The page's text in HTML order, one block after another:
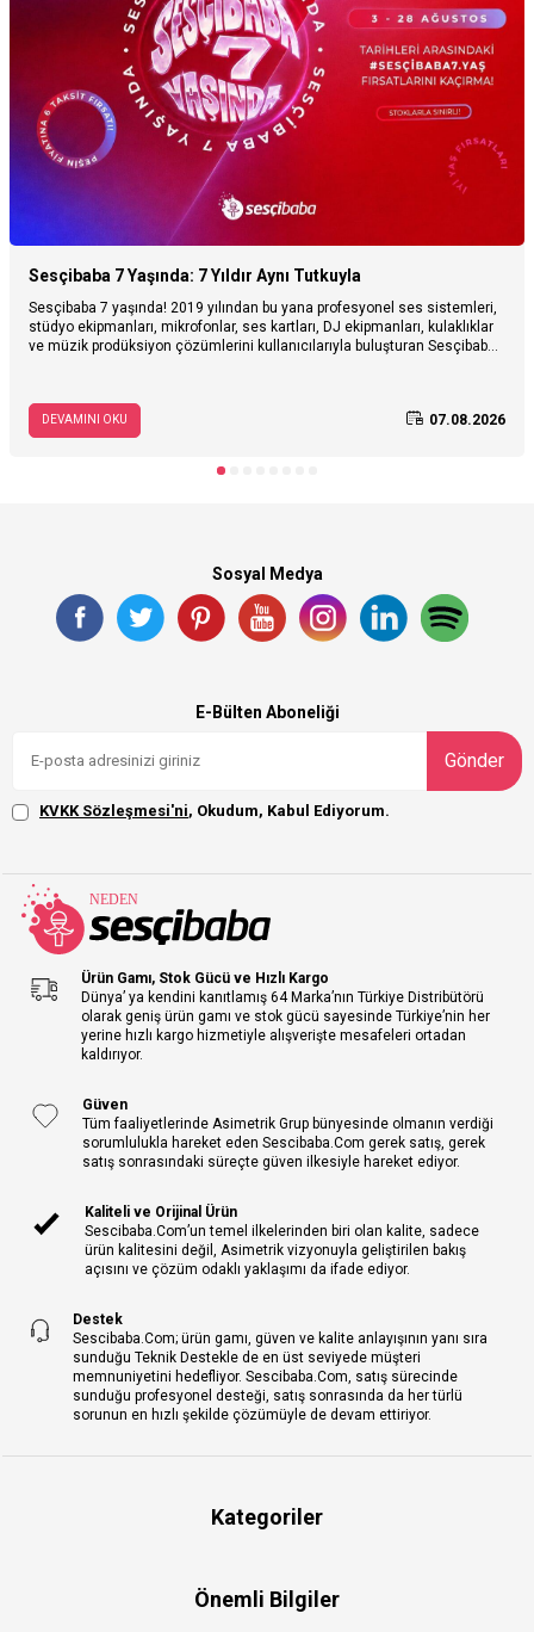
Sesçibaba 7 Yaşında: 7 Yıldır Aynı Tutkuyla
Sesçibaba 7 yaşında! 2019 yılından bu yana profesyonel ses sistemleri,
stüdyo ekipmanları, mikrofonlar, ses kartları, DJ ekipmanları, kulaklıklar
ve müzik prodüksiyon çözümlerini kullanıcılarıyla buluşturan Sesçibaba,
arasında geçerli 7. yaş kampanyasına özel avantajları inceleyin.
DEVAMINI OKU 07.08.2026
Sosyal Medya
E-Bülten Aboneliği
Gönder
KVKK Sözleşmesi'ni, Okudum, Kabul Ediyorum.
Ürün Gamı, Stok Gücü ve Hızlı Kargo
Dünya’ ya kendini kanıtlamış 64 Marka’nın Türkiye Distribütörü
olarak geniş ürün gamı ve stok gücü sayesinde Türkiye’nin her
yerine hızlı kargo hizmetiyle alışverişte mesafeleri ortadan
kaldırıyor.
Güven
Tüm faaliyetlerinde Asimetrik Grup bünyesinde olmanın verdiği
sorumlulukla hareket eden Sescibaba.Com gerek satış, gerek
satış sonrasındaki süreçte güven ilkesiyle hareket ediyor.
Kaliteli ve Orijinal Ürün
Sescibaba.Com’un temel ilkelerinden biri olan kalite, sadece
ürün kalitesini değil, Asimetrik vizyonuyla geliştirilen bakış
açısını ve çözüm odaklı yaklaşımı da ifade ediyor.
Destek
Sescibaba.Com; ürün gamı, güven ve kalite anlayışının yanı sıra
sunduğu Teknik Destekle de en üst seviyede müşteri
memnuniyetini hedefliyor. Sescibaba.Com, satış sürecinde
sunduğu profesyonel desteği, satış sonrasında da her türlü
sorunun en hızlı şekilde çözümüyle de devam ettiriyor.
Kategoriler
Önemli Bilgiler